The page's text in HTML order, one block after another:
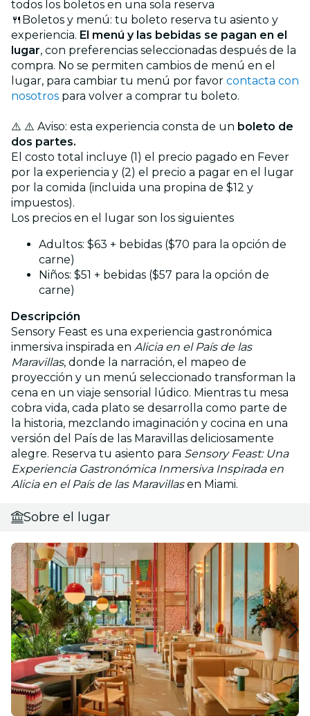
todos los boletos en una sola reserva
🍴Boletos y menú: tu boleto reserva tu asiento y
experiencia. El menú y las bebidas se pagan en el
lugar, con preferencias seleccionadas después de la
compra. No se permiten cambios de menú en el
lugar, para cambiar tu menú por favor contacta con
nosotros para volver a comprar tu boleto.
⚠️ ⚠️ Aviso: esta experiencia consta de un boleto de
dos partes.
El costo total incluye (1) el precio pagado en Fever
por la experiencia y (2) el precio a pagar en el lugar
por la comida (incluida una propina de $12 y
impuestos).
Los precios en el lugar son los siguientes
Adultos: $63 + bebidas ($70 para la opción de
carne)
Niños: $51 + bebidas ($57 para la opción de
carne)
Descripción
Sensory Feast es una experiencia gastronómica
inmersiva inspirada en Alicia en el País de las
Maravillas, donde la narración, el mapeo de
proyección y un menú seleccionado transforman la
cena en un viaje sensorial lúdico. Mientras tu mesa
cobra vida, cada plato se desarrolla como parte de
la historia, mezclando imaginación y cocina en una
versión del País de las Maravillas deliciosamente
alegre. Reserva tu asiento para Sensory Feast: Una
Experiencia Gastronómica Inmersiva Inspirada en
Alicia en el País de las Maravillasen Miami.
Sobre el lugar